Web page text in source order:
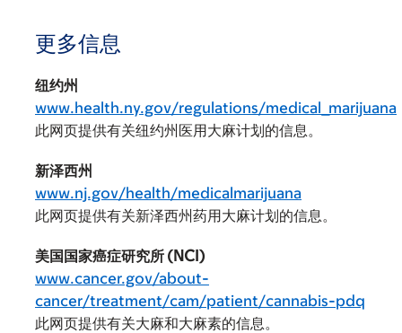
更多信息
纽约州
www.health.ny.gov/regulations/medical_marijuana
此网页提供有关纽约州医用大麻计划的信息。
新泽西州
www.nj.gov/health/medicalmarijuana
此网页提供有关新泽西州药用大麻计划的信息。
美国国家癌症研究所 (NCI)
www.cancer.gov/about-
cancer/treatment/cam/patient/cannabis-pdq
此网页提供有关大麻和大麻素的信息。